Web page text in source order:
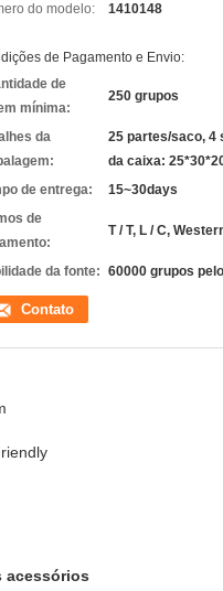
do modelo:
1410148
de Pagamento e Envio:
de
mínima:
250 grupos
da
25 partes/saco, 4
da caixa:
de entrega:
15~30days
de
T / T, L / C,
da fonte: 60000 grupos
Contato
acessórios